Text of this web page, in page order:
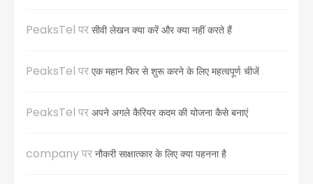
PeaksTel पर सीवी लेखन क्या करें और क्या नहीं करते हैं
PeaksTel पर एक महान फिर से शुरू करने के लिए महत्वपूर्ण चीजें
PeaksTel पर अपने अगले कैरियर कदम की योजना कैसे बनाएं
companyपर नौकरी साक्षात्कार के लिए क्या पहनना है